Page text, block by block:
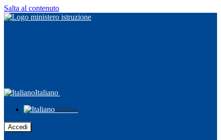
Salta al contenuto
Italiano
Italiano
Accedi